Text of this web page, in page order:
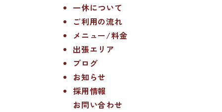
一休について
ご利用の流れ
メニュー/料金
出張エリア
ブログ
お知らせ
採用情報
お問い合わせ